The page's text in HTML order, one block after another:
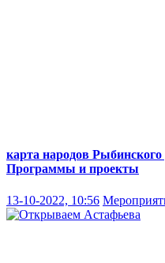
карта народов Рыбинского
Программы и проекты
13-10-2022, 10:56